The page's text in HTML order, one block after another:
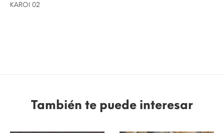
KAROI 02
También te puede interesar